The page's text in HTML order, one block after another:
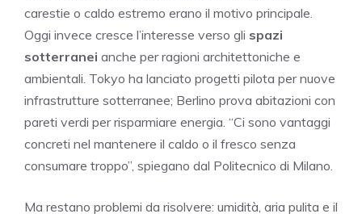
carestie o caldo estremo erano il motivo principale.
Oggi invece cresce l’interesse verso gli spazi
sotterranei anche per ragioni architettoniche e
ambientali. Tokyo ha lanciato progetti pilota per nuove
infrastrutture sotterranee; Berlino prova abitazioni con
pareti verdi per risparmiare energia. “Ci sono vantaggi
concreti nel mantenere il caldo o il fresco senza
consumare troppo”, spiegano dal Politecnico di Milano.
Ma restano problemi da risolvere: umidità, aria pulita e il